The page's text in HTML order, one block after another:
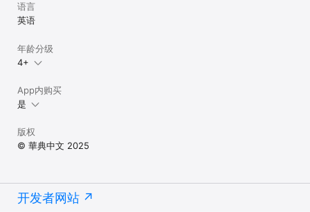
语言
英语
年龄分级
4+
App内购买
是
版权
© 華典中文 2025
开发者网站